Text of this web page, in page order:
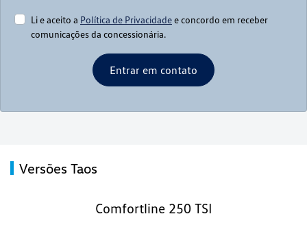
Li e aceito a Política de Privacidadee concordo em receber
comunicações da concessionária.
Entrar em contato
Versões Taos
Comfortline 250 TSI